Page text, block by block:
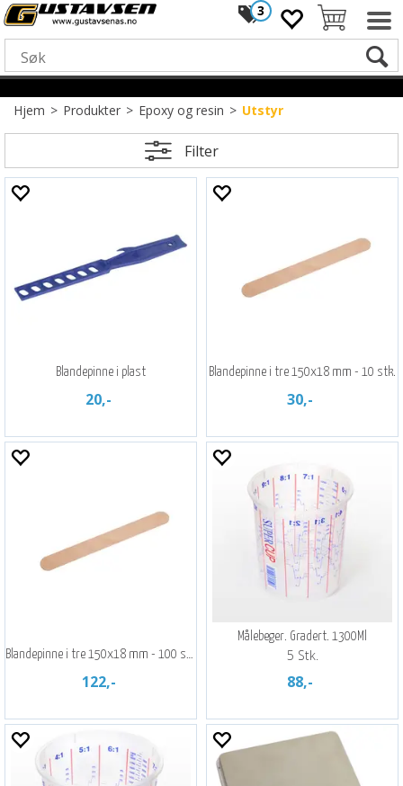
3
Hjem>Produkter>Epoxy og resin>Utstyr
Filter
Blandepinne i plast
20,-
Blandepinne i tre 150x18 mm - 10 stk.
30,-
Blandepinne i tre 150x18 mm - 100 stk.
122,-
Målebeger. Gradert. 1300Ml
5 Stk.
88,-